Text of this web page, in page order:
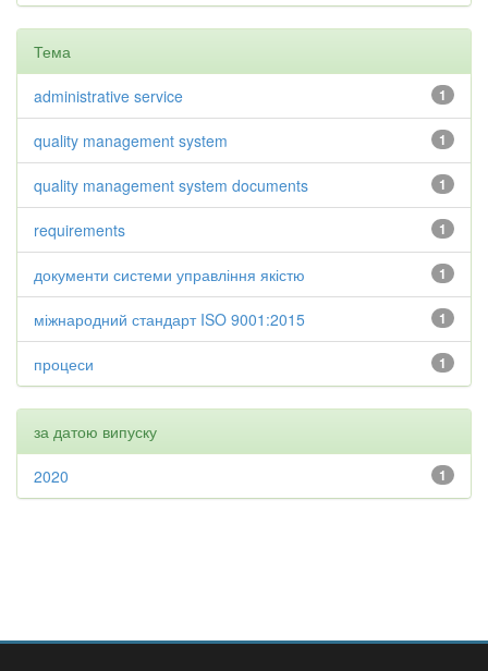
Тема
1
administrative service
1
quality management system
1
quality management system documents
1
requirements
1
документи системи управління якістю
1
міжнародний стандарт ISO 9001:2015
1
процеси
за датою випуску
1
2020